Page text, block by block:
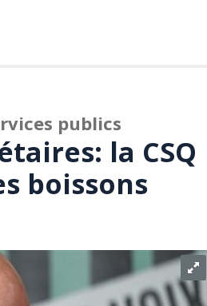
publics
la CSQ
boissons